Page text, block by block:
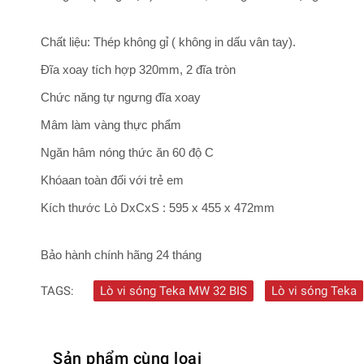
Chất liệu: Thép không gỉ ( không in dấu vân tay).
Đĩa xoay tích hợp 320mm, 2 đĩa tròn
Chức năng tự ngưng đĩa xoay
Mâm làm vàng thực phẩm
Ngăn hâm nóng thức ăn 60 độ C
Khóaan toàn đối với trẻ em
Kích thước Lò DxCxS : 595 x 455 x 472mm
Bảo hành chính hãng 24 tháng
TAGS: Lò vi sóng Teka MW 32 BIS Lò vi sóng Teka
Sản phẩm cùng loại